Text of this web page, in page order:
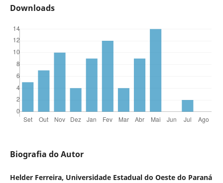
Downloads
Biografia do Autor
Helder Ferreira, Universidade Estadual do Oeste do Paraná